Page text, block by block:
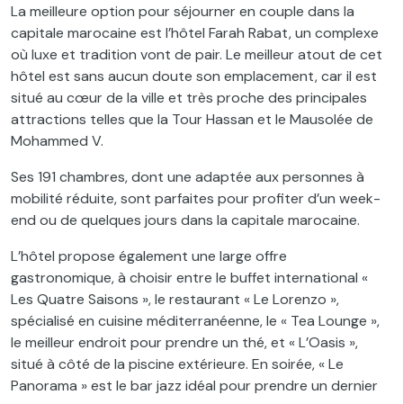
La meilleure option pour séjourner en couple dans la
capitale marocaine est l’hôtel Farah Rabat, un complexe
où luxe et tradition vont de pair. Le meilleur atout de cet
hôtel est sans aucun doute son emplacement, car il est
situé au cœur de la ville et très proche des principales
attractions telles que la Tour Hassan et le Mausolée de
Mohammed V.
Ses 191 chambres, dont une adaptée aux personnes à
mobilité réduite, sont parfaites pour profiter d’un week-
end ou de quelques jours dans la capitale marocaine.
L’hôtel propose également une large offre
gastronomique, à choisir entre le buffet international «
Les Quatre Saisons », le restaurant « Le Lorenzo »,
spécialisé en cuisine méditerranéenne, le « Tea Lounge »,
le meilleur endroit pour prendre un thé, et « L’Oasis »,
situé à côté de la piscine extérieure. En soirée, « Le
Panorama » est le bar jazz idéal pour prendre un dernier